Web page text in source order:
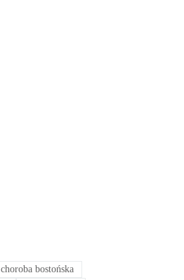
choroba bostońska